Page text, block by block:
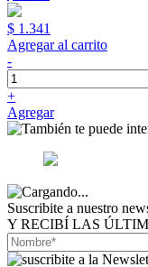
$ 1.341
Agregar al carrito
-
+
Agregar
Suscribite a nuestro
Y RECIBÍ LAS